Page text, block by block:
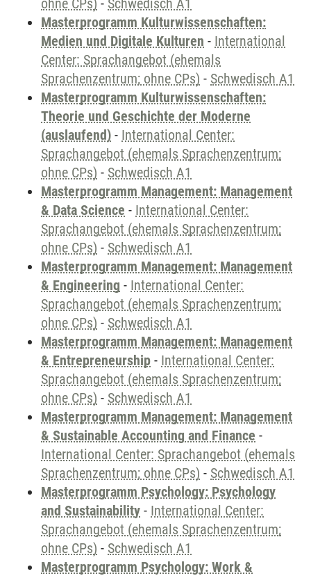
ohne CPs) - Schwedisch A1
Masterprogramm Kulturwissenschaften:
Medien und Digitale Kulturen - International
Center: Sprachangebot (ehemals
Sprachenzentrum; ohne CPs) - Schwedisch A1
Masterprogramm Kulturwissenschaften:
Theorie und Geschichte der Moderne
(auslaufend) - International Center:
Sprachangebot (ehemals Sprachenzentrum;
ohne CPs) - Schwedisch A1
Masterprogramm Management: Management
& Data Science - International Center:
Sprachangebot (ehemals Sprachenzentrum;
ohne CPs) - Schwedisch A1
Masterprogramm Management: Management
& Engineering - International Center:
Sprachangebot (ehemals Sprachenzentrum;
ohne CPs) - Schwedisch A1
Masterprogramm Management: Management
& Entrepreneurship - International Center:
Sprachangebot (ehemals Sprachenzentrum;
ohne CPs) - Schwedisch A1
Masterprogramm Management: Management
& Sustainable Accounting and Finance -
International Center: Sprachangebot (ehemals
Sprachenzentrum; ohne CPs) - Schwedisch A1
Masterprogramm Psychology: Psychology
and Sustainability - International Center:
Sprachangebot (ehemals Sprachenzentrum;
ohne CPs) - Schwedisch A1
Masterprogramm Psychology: Work &